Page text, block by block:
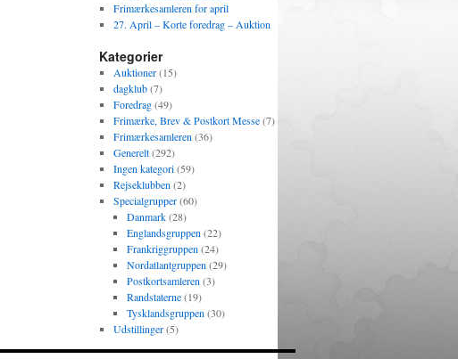
Frimærkesamleren for april
27. April – Korte foredrag – Auktion
Kategorier
Auktioner(15)
dagklub(7)
Foredrag(49)
Frimærke, Brev & Postkort Messe(7)
Frimærkesamleren (36)
Generelt(292)
Ingen kategori(59)
Rejseklubben (2)
Specialgrupper(60)
Danmark(28)
Englandsgruppen (22)
Frankriggruppen (24)
Nordatlantgruppen (29)
Postkortsamleren (3)
Randstaterne(19)
Tysklandsgruppen (30)
Udstillinger(5)